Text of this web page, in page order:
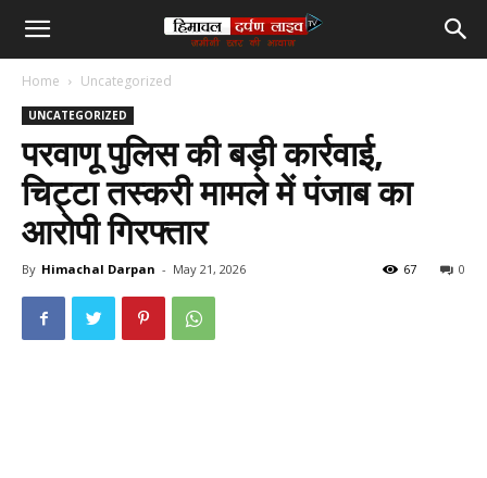
हिमाचल
लाइव
टीवी
Home Uncategorized
UNCATEGORIZED
परवाणू पुलिस की बड़ी कार्रवाई,
चिट्टा तस्करी मामले में पंजाब का
आरोपी गिरफ्तार
By Himachal Darpan - May 21, 2026 0
67